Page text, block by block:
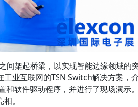
间架起桥梁，以实现智能边缘领域的
业互联网的TSN Switch解决方案，
和软件驱动程序，并进行了现场演示
。